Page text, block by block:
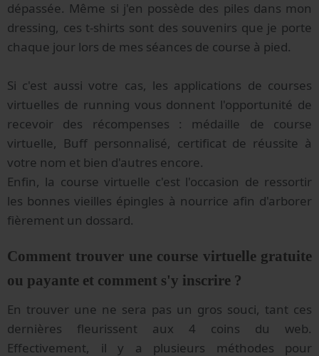
dépassée. Même si j'en possède des piles dans mon
dressing, ces t-shirts sont des souvenirs que je porte
chaque jour lors de mes séances de course à pied.
Si c'est aussi votre cas, les applications de courses
virtuelles de running vous donnent l'opportunité de
recevoir des récompenses : médaille de course
virtuelle, Buff personnalisé, certificat de réussite à
votre nom et bien d'autres encore.
Enfin, la course virtuelle c'est l'occasion de ressortir
les bonnes vieilles épingles à nourrice afin d'arborer
fièrement un dossard.
Comment trouver une course virtuelle gratuite
ou payante et comment s'y inscrire ?
En trouver une ne sera pas un gros souci, tant ces
dernières fleurissent aux 4 coins du web.
Effectivement, il y a plusieurs méthodes pour